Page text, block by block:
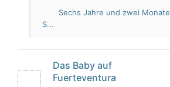
Sechs Jahre und zwei
S...
Das Baby auf
Fuerteventura